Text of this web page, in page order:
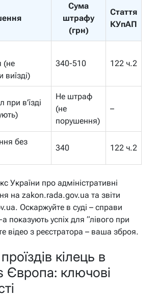
Сума
штрафу
(грн)
Стаття
КУпАП
(не
виїзді)
340-510 122 ч.2
в’їзді
Не штраф
(не
порушення)
–
без
340 122 ч.2
України про адміністративні
на zakon.rada.gov.ua та звіти
Оскаржуйте в суді – справи
успіх для “лівого при
відео з реєстратора – ваша зброя.
кілець в
Європа: ключові